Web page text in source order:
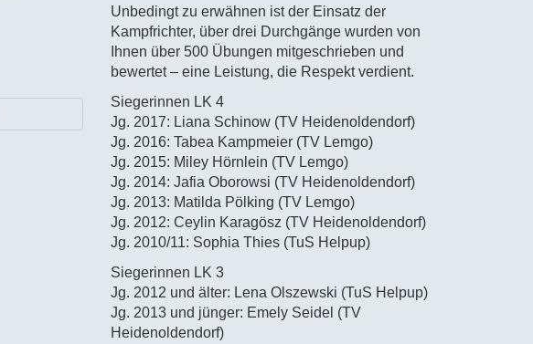
Unbedingt zu erwähnen ist der Einsatz der
Kampfrichter, über drei Durchgänge wurden von
Ihnen über 500 Übungen mitgeschrieben und
bewertet – eine Leistung, die Respekt verdient.
Siegerinnen LK 4
Jg. 2017: Liana Schinow (TV Heidenoldendorf)
Jg. 2016: Tabea Kampmeier (TV Lemgo)
Jg. 2015: Miley Hörnlein (TV Lemgo)
Jg. 2014: Jafia Oborowsi (TV Heidenoldendorf)
Jg. 2013: Matilda Pölking (TV Lemgo)
Jg. 2012: Ceylin Karagösz (TV Heidenoldendorf)
Jg. 2010/11: Sophia Thies (TuS Helpup)
Siegerinnen LK 3
Jg. 2012 und älter: Lena Olszewski (TuS Helpup)
Jg. 2013 und jünger: Emely Seidel (TV
Heidenoldendorf)